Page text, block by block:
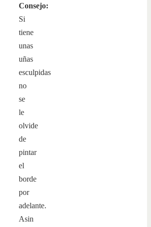
Consejo:
Si
tiene
unas
uñas
esculpidas
no
se
le
olvide
de
pintar
el
borde
por
adelante.
Asin